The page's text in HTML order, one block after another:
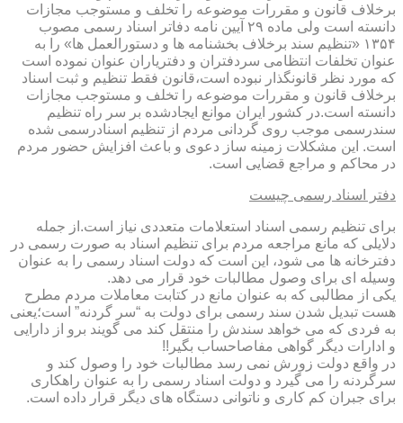
برخلاف قانون و مقررات موضوعه را تخلف و مستوجب مجازات
دانسته است ولی ماده ۲۹ آیین نامه دفاتر اسناد رسمی مصوب
۱۳۵۴ «تنظیم سند برخلاف بخشنامه ها و دستورالعمل ها» را به
عنوان تخلفات انتظامی سردفتران و دفتریاران عنوان نموده است
که مورد نظر قانونگذار نبوده است،قانون فقط تنظیم و ثبت اسناد
برخلاف قانون و مقررات موضوعه را تخلف و مستوجب مجازات
دانسته است.در کشور ایران موانع ایجادشده بر سر راه تنظیم
سندرسمی موجب روی گردانی مردم از تنظیم اسنادرسمی شده
است. این مشکلات زمینه ساز دعوی و باعث افزایش حضور مردم
در محاکم و مراجع قضایی است.
دفتر اسناد رسمی چیست
برای تنظیم رسمی اسناد استعلامات متعددی نیاز است.از جمله
دلایلی که مانع مراجعه مردم برای تنظیم اسناد به صورت رسمی در
دفترخانه ها می شود، این است که دولت اسناد رسمی را به عنوان
وسیله ای برای وصول مطالبات خود قرار می دهد.
یکی از مطالبی که به عنوان مانع در کتابت معاملات مردم مطرح
هست تبدیل شدن سند رسمی برای دولت به “سر گردنه” است؛یعنی
به فردی که می خواهد سندش را منتقل کند می گویند برو از دارایی
و ادارات دیگر گواهی مفاصاحساب بگیر!!
در واقع دولت زورش نمی رسد مطالبات خود را وصول کند و
سرگردنه را می گیرد و دولت اسناد رسمی را به عنوان راهکاری
برای جبران کم کاری و ناتوانی دستگاه های دیگر قرار داده است.